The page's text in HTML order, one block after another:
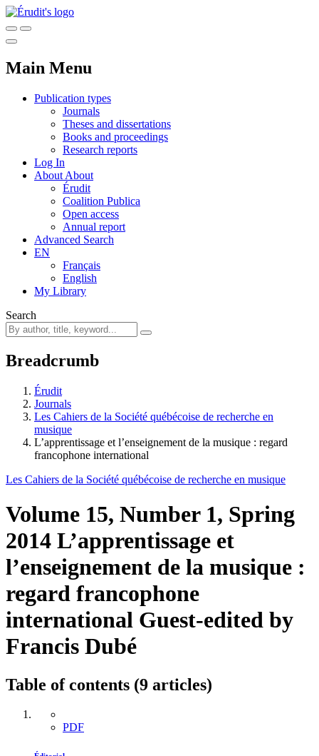
Main Menu
Publication types
Journals
Theses and dissertations
Books and proceedings
Research reports
Log In
About About
Érudit
Coalition Publica
Open access
Annual report
Advanced Search
EN
Français
English
My Library
Search
Breadcrumb
Érudit
Journals
Les Cahiers de la Société québécoise de recherche en
musique
L’apprentissage et l’enseignement de la musique : regard
francophone international
Les Cahiers de la Société québécoise de recherche en musique
Volume 15, Number 1, Spring
2014 L’apprentissage et
l’enseignement de la musique :
regard francophone
international Guest-edited by
Francis Dubé
Table of contents (9 articles)
PDF